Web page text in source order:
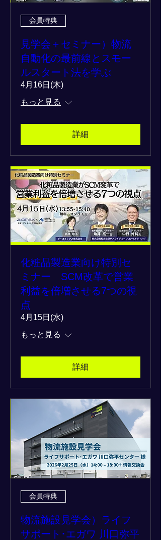
会員特典
見学会＋セミナー）物流
自動化の最前線とスモー
ルスタート法を学ぶ
4月16日(木)
もっと見る
詳細
化粧品製造業向け特別セ
ミナー SCM改革で営業
利益を倍増させる7つの視
点
4月15日(水)
もっと見る
詳細
会員特典
物流施設見学会）ライフ
サポート･エガワ 川口弥平